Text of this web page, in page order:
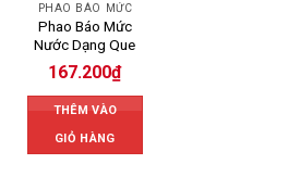
PHAO BÁO MỨC
Phao Báo Mức
Nước Dạng Que
167.200₫
THÊM VÀO
GIỎ HÀNG